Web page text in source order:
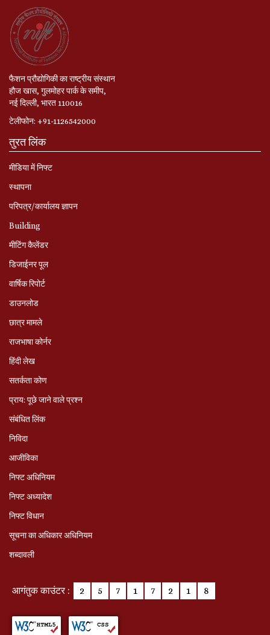
फैशन प्रौद्योगिकी का राष्ट्रीय संस्थान
हौज खास, गुलमोहर पार्क के समीप,
नई दिल्ली, भारत 110016
टेलीफोन: +91-1126542000
तुरत लिंक
मीडिया में निफ्ट
स्‍थापना
परिपत्र/कार्यालय ज्ञापन
Building
मीटिंग कैलेंडर
डिजाईनर पूल
वार्षिक रिपोर्ट
डाउनलोड
छात्र मामले
राजभाषा कोर्नर
हिंदी लेख
सतर्कता कोण
प्राय: पूछे जाने वाले प्रश्‍न
संबंधित लिंक
निविदा
आजीविका
निफ्ट अधिनियम
निफ्ट अध्‍यादेश
निफ्ट विधान
सूचना का अधिकार अधिनियम
शब्दावली
आगंतुक काउंटर : 2 5 7 1 7 2 1 8